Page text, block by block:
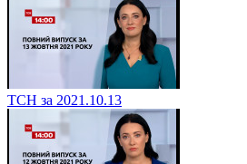
ТСН за 2021.10.13